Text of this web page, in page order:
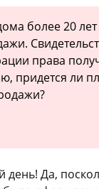
более 20
права
придется ли
день! Да,